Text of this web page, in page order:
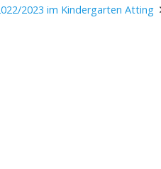
2023 im Kindergarten Atting